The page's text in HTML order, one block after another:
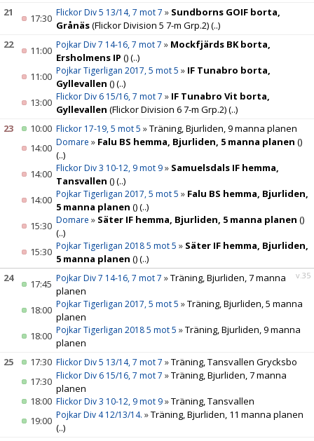
21
17:30 Flickor Div 5 13/14, 7 mot 7 » Sundborns GOIF borta,
Grånäs(Flickor Division 5 7-m Grp.2)(..)
22
11:00 Pojkar Div 7 14-16, 7 mot 7 » Mockfjärds BK borta,
Ersholmens IP ()(..)
11:00 Pojkar Tigerligan 2017, 5 mot 5 » IF Tunabro borta,
Gyllevallen ()(..)
13:00 Flickor Div 6 15/16, 7 mot 7 » IF Tunabro Vit borta,
Gyllevallen (Flickor Division 6 7-m Grp.2)(..)
23
10:00 Flickor 17-19, 5 mot 5 »Träning, Bjurliden, 9 manna planen
14:00 Domare » Falu BS hemma, Bjurliden, 5 manna planen ()
(..)
14:00 Flickor Div 3 10-12, 9 mot 9» Samuelsdals IF hemma,
Tansvallen ()(..)
14:00 Pojkar Tigerligan 2017, 5 mot 5 » Falu BS hemma, Bjurliden,
5 manna planen ()(..)
15:30 Domare » Säter IF hemma, Bjurliden, 5 manna planen ()
(..)
15:30 Pojkar Tigerligan 2018 5 mot 5 » Säter IF hemma, Bjurliden,
5 manna planen ()(..)
v.35
24 17:45 Pojkar Div 7 14-16, 7 mot 7 »Träning, Bjurliden, 7 manna
planen
18:00 Pojkar Tigerligan 2017, 5 mot 5 »Träning, Bjurliden, 5 manna
planen
18:00 Pojkar Tigerligan 2018 5 mot 5 »Träning, Bjurliden, 9 manna
planen
25
17:30 Flickor Div 5 13/14, 7 mot 7 »Träning, Tansvallen Grycksbo
17:30 Flickor Div 6 15/16, 7 mot 7 »Träning, Bjurliden, 7 manna
planen
18:00 Flickor Div 3 10-12, 9 mot 9»Träning, Tansvallen
19:00 Pojkar Div 4 12/13/14. »Träning, Bjurliden, 11 manna planen
(..)